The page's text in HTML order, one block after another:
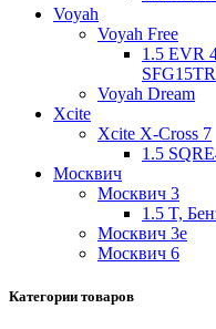
Voyah
Voyah Free
1.5 EVR
Voyah Dream
Xcite
Xcite X-Cross 7
1.5
Москвич
Москвич 3
1.5 T,
Москвич 3e
Москвич 6
Категории товаров